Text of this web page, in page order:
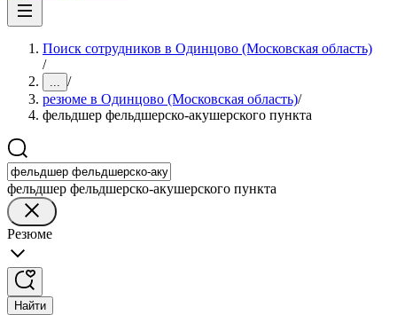
Поиск сотрудников в Одинцово (Московская область)
/
... /
резюме в Одинцово (Московская область)/
фельдшер фельдшерско-акушерского пункта
фельдшер фельдшерско-акушерского пункта
Резюме
Найти